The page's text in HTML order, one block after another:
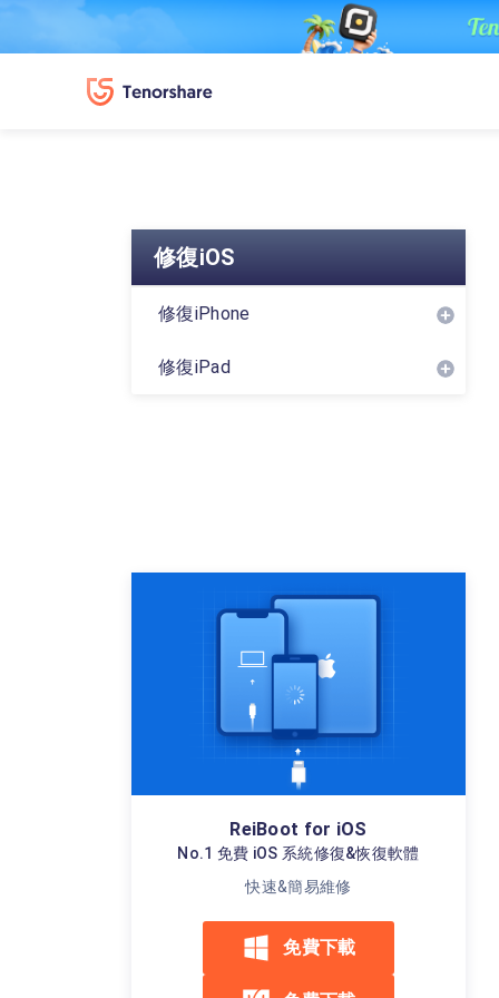
修復iOS
修復iPhone
修復iPad
ReiBoot for iOS
No.1 免費 iOS 系統修復&恢復軟體
快速&簡易維修
免費下載